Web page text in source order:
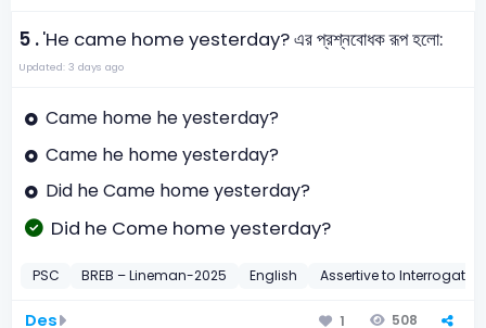
5 .'He came home yesterday? এর প্রশ্নবোধক রূপ হলো:
Updated: 3 days ago
Came home he yesterday?
Came he home yesterday?
Did he Came home yesterday?
Did he Come home yesterday?
PSC BREB – Lineman-2025 English Assertive to Interrogative
Des 1 508